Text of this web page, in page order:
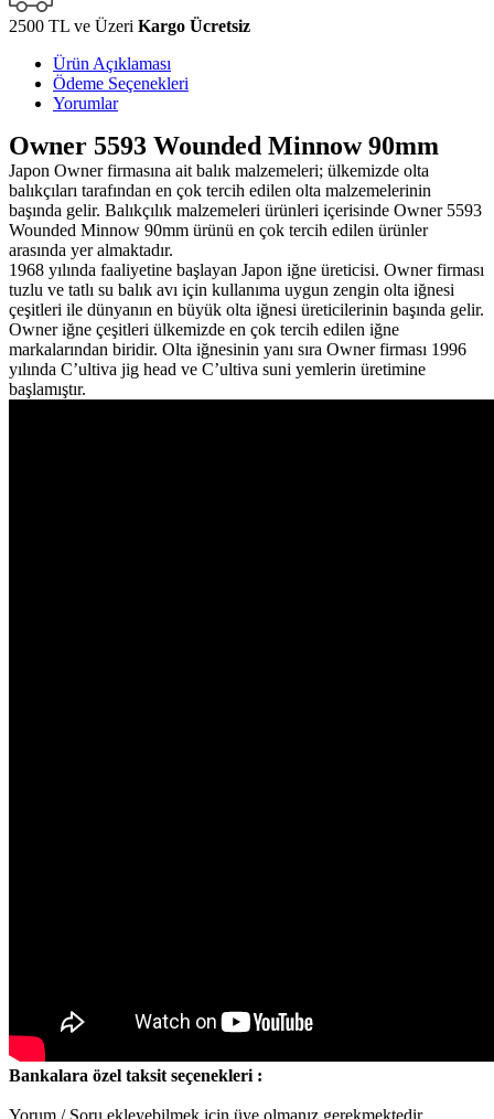
2500 TL ve Üzeri Kargo Ücretsiz
Ürün Açıklaması
Ödeme Seçenekleri
Yorumlar
Owner 5593 Wounded Minnow 90mm
Japon Owner firmasına ait balık malzemeleri; ülkemizde olta
balıkçıları tarafından en çok tercih edilen olta malzemelerinin
başında gelir. Balıkçılık malzemeleri ürünleri içerisinde Owner 5593
Wounded Minnow 90mm ürünü en çok tercih edilen ürünler
arasında yer almaktadır.
1968 yılında faaliyetine başlayan Japon iğne üreticisi. Owner firması
tuzlu ve tatlı su balık avı için kullanıma uygun zengin olta iğnesi
çeşitleri ile dünyanın en büyük olta iğnesi üreticilerinin başında gelir.
Owner iğne çeşitleri ülkemizde en çok tercih edilen iğne
markalarından biridir. Olta iğnesinin yanı sıra Owner firması 1996
yılında C’ultiva jig head ve C’ultiva suni yemlerin üretimine
başlamıştır.
Bankalara özel taksit seçenekleri :
Yorum / Soru ekleyebilmek için üye olmanız gerekmektedir.